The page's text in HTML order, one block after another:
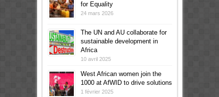
for Equality
24 mars 2026
The UN and AU collaborate for
sustainable development in
Africa
10 avril 2025
West African women join the
1000 at AfWID to drive solutions
1 février 2025